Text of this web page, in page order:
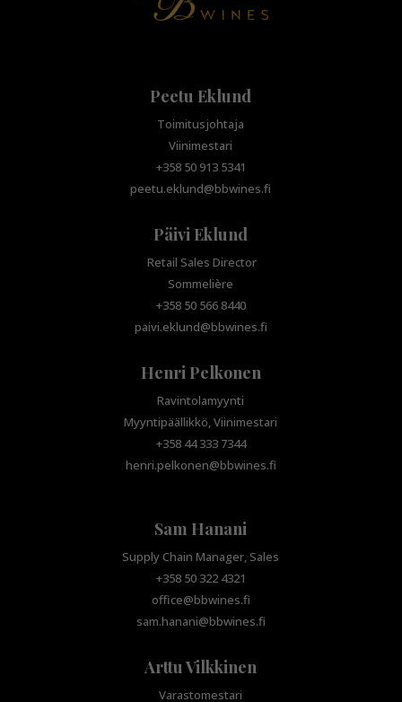
Peetu Eklund
Toimitusjohtaja
Viinimestari
+358 50 913 5341
peetu.eklund@bbwines.fi
Päivi Eklund
Retail Sales Director
Sommelière
+358 50 566 8440
paivi.eklund@bbwines.fi
Henri Pelkonen
Ravintolamyynti
Myyntipäällikkö, Viinimestari
+358 44 333 7344
henri.pelkonen@bbwines.fi
Sam Hanani
Supply Chain Manager, Sales
+358 50 322 4321
office@bbwines.fi
sam.hanani@bbwines.fi
Arttu Vilkkinen
Varastomestari